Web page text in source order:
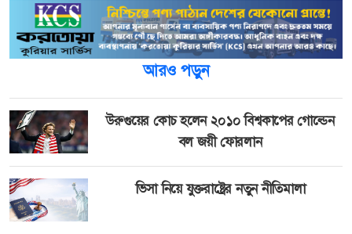
আরও পড়ুন
উরুগুয়ের কোচ হলেন ২০১০ বিশ্বকাপের গোল্ডেন
বল জয়ী ফোরলান
ভিসা নিয়ে যুক্তরাষ্ট্রের নতুন নীতিমালা